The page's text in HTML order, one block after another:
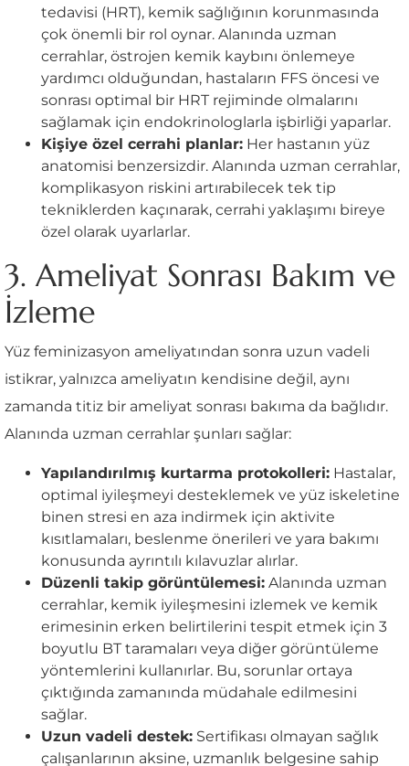
tedavisi (HRT), kemik sağlığının korunmasında
çok önemli bir rol oynar. Alanında uzman
cerrahlar, östrojen kemik kaybını önlemeye
yardımcı olduğundan, hastaların FFS öncesi ve
sonrası optimal bir HRT rejiminde olmalarını
sağlamak için endokrinologlarla işbirliği yaparlar.
Kişiye özel cerrahi planlar: Her hastanın yüz
anatomisi benzersizdir. Alanında uzman cerrahlar,
komplikasyon riskini artırabilecek tek tip
tekniklerden kaçınarak, cerrahi yaklaşımı bireye
özel olarak uyarlarlar.
3. Ameliyat Sonrası Bakım ve
İzleme
Yüz feminizasyon ameliyatından sonra uzun vadeli
istikrar, yalnızca ameliyatın kendisine değil, aynı
zamanda titiz bir ameliyat sonrası bakıma da bağlıdır.
Alanında uzman cerrahlar şunları sağlar:
Yapılandırılmış kurtarma protokolleri: Hastalar,
optimal iyileşmeyi desteklemek ve yüz iskeletine
binen stresi en aza indirmek için aktivite
kısıtlamaları, beslenme önerileri ve yara bakımı
konusunda ayrıntılı kılavuzlar alırlar.
Düzenli takip görüntülemesi: Alanında uzman
cerrahlar, kemik iyileşmesini izlemek ve kemik
erimesinin erken belirtilerini tespit etmek için 3
boyutlu BT taramaları veya diğer görüntüleme
yöntemlerini kullanırlar. Bu, sorunlar ortaya
çıktığında zamanında müdahale edilmesini
sağlar.
Uzun vadeli destek: Sertifikası olmayan sağlık
çalışanlarının aksine, uzmanlık belgesine sahip